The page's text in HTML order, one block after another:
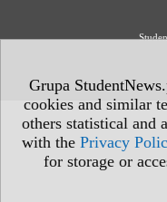
Grupa
cookies and similar
others statistical and
with the Privacy
for storage or